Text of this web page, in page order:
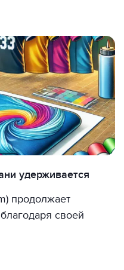
удерживается
продолжает
своей